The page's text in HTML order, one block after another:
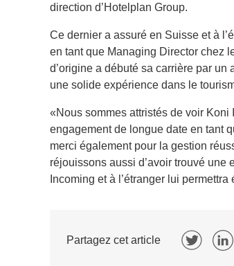
direction d’Hotelplan Group.
Ce dernier a assuré en Suisse et à
en tant que Managing Director chez
d’origine a débuté sa carrière par
une solide expérience dans le
«Nous sommes attristés de voir
engagement de longue date en tant
merci également pour la gestion
réjouissons aussi d’avoir trouvé
Incoming et à l’étranger lui
Partagez cet article